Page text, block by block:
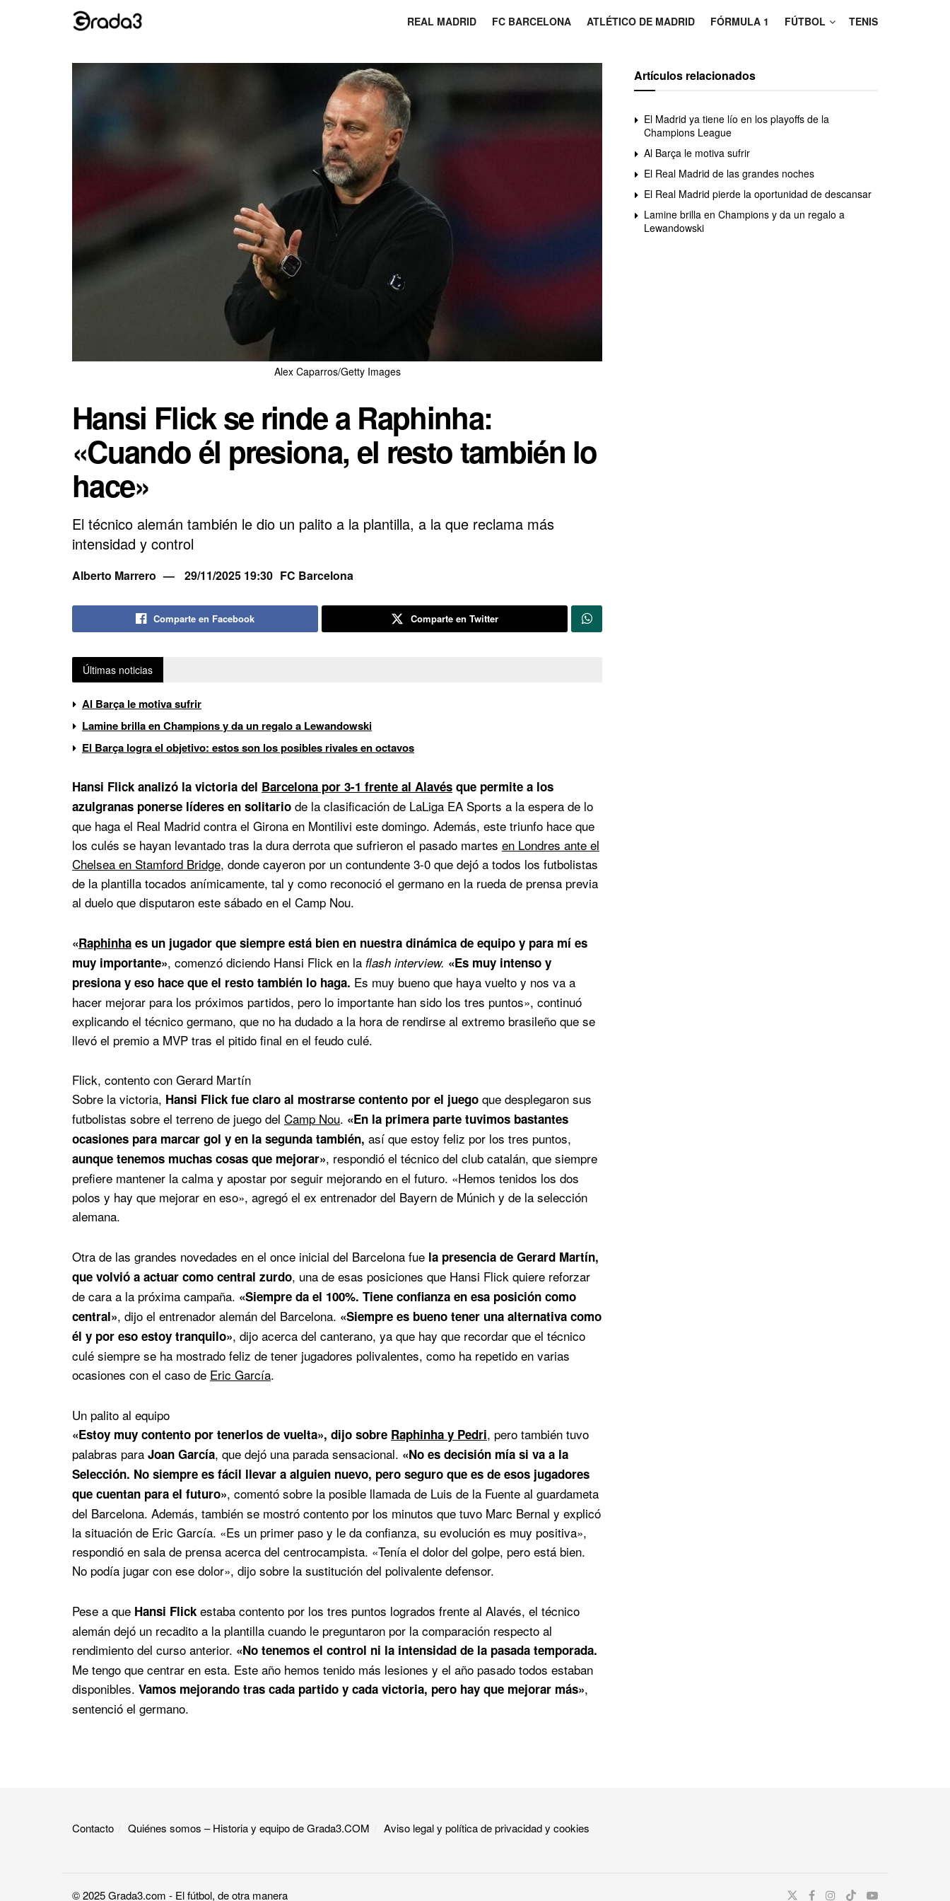
REAL MADRID FC BARCELONA ATLÉTICO DE MADRID FÓRMULA 1 FÚTBOL TENIS
Alex Caparros/Getty Images
Hansi Flick se rinde a Raphinha:
«Cuando él presiona, el resto también lo
hace»
El técnico alemán también le dio un palito a la plantilla, a la que reclama más
intensidad y control
Alberto Marrero 29/11/2025 19:30 FC Barcelona
Comparte en Facebook Comparte en Twitter
Últimas noticias
Al Barça le motiva sufrir
Lamine brilla en Champions y da un regalo a Lewandowski
El Barça logra el objetivo: estos son los posibles rivales en octavos
Hansi Flick analizó la victoria del Barcelona por 3-1 frente al Alavés que permite a los
azulgranas ponerse líderes en solitario de la clasificación de LaLiga EA Sports a la espera de lo
que haga el Real Madrid contra el Girona en Montilivi este domingo. Además, este triunfo hace que
los culés se hayan levantado tras la dura derrota que sufrieron el pasado martes en Londres ante el
Chelsea en Stamford Bridge, donde cayeron por un contundente 3-0 que dejó a todos los futbolistas
de la plantilla tocados anímicamente, tal y como reconoció el germano en la rueda de prensa previa
al duelo que disputaron este sábado en el Camp Nou.
«Raphinha es un jugador que siempre está bien en nuestra dinámica de equipo y para mí es
muy importante», comenzó diciendo Hansi Flick en la flash interview. «Es muy intenso y
presiona y eso hace que el resto también lo haga. Es muy bueno que haya vuelto y nos va a
hacer mejorar para los próximos partidos, pero lo importante han sido los tres puntos», continuó
explicando el técnico germano, que no ha dudado a la hora de rendirse al extremo brasileño que se
llevó el premio a MVP tras el pitido final en el feudo culé.
Flick, contento con Gerard Martín
Sobre la victoria, Hansi Flick fue claro al mostrarse contento por el juego que desplegaron sus
futbolistas sobre el terreno de juego del Camp Nou. «En la primera parte tuvimos bastantes
ocasiones para marcar gol y en la segunda también, así que estoy feliz por los tres puntos,
aunque tenemos muchas cosas que mejorar», respondió el técnico del club catalán, que siempre
prefiere mantener la calma y apostar por seguir mejorando en el futuro. «Hemos tenidos los dos
polos y hay que mejorar en eso», agregó el ex entrenador del Bayern de Múnich y de la selección
alemana.
Otra de las grandes novedades en el once inicial del Barcelona fue la presencia de Gerard Martín,
que volvió a actuar como central zurdo, una de esas posiciones que Hansi Flick quiere reforzar
de cara a la próxima campaña. «Siempre da el 100%. Tiene confianza en esa posición como
central», dijo el entrenador alemán del Barcelona. «Siempre es bueno tener una alternativa como
él y por eso estoy tranquilo», dijo acerca del canterano, ya que hay que recordar que el técnico
culé siempre se ha mostrado feliz de tener jugadores polivalentes, como ha repetido en varias
ocasiones con el caso de Eric García.
Un palito al equipo
«Estoy muy contento por tenerlos de vuelta», dijo sobre Raphinha y Pedri, pero también tuvo
palabras para Joan García, que dejó una parada sensacional. «No es decisión mía si va a la
Selección. No siempre es fácil llevar a alguien nuevo, pero seguro que es de esos jugadores
que cuentan para el futuro», comentó sobre la posible llamada de Luis de la Fuente al guardameta
del Barcelona. Además, también se mostró contento por los minutos que tuvo Marc Bernal y explicó
la situación de Eric García. «Es un primer paso y le da confianza, su evolución es muy positiva»,
respondió en sala de prensa acerca del centrocampista. «Tenía el dolor del golpe, pero está bien.
No podía jugar con ese dolor», dijo sobre la sustitución del polivalente defensor.
Pese a que Hansi Flick estaba contento por los tres puntos logrados frente al Alavés, el técnico
alemán dejó un recadito a la plantilla cuando le preguntaron por la comparación respecto al
rendimiento del curso anterior. «No tenemos el control ni la intensidad de la pasada temporada.
Me tengo que centrar en esta. Este año hemos tenido más lesiones y el año pasado todos estaban
disponibles. Vamos mejorando tras cada partido y cada victoria, pero hay que mejorar más»,
sentenció el germano.
Artículos relacionados
El Madrid ya tiene lío en los playoffs de la
Champions League
Al Barça le motiva sufrir
El Real Madrid de las grandes noches
El Real Madrid pierde la oportunidad de descansar
Lamine brilla en Champions y da un regalo a
Lewandowski
Contacto Quiénes somos – Historia y equipo de Grada3.COM Aviso legal y política de privacidad y cookies​
© 2025Grada3.com - El fútbol, de otra manera